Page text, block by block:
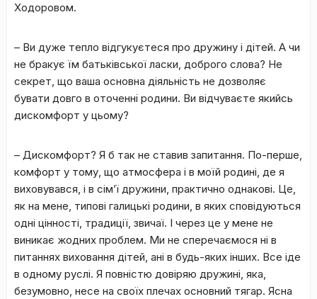
Ходоровом.
– Ви дуже тепло відгукуєтеся про дружину і дітей. А чи
не бракує їм батьківської ласки, доброго слова? Не
секрет, що ваша основна діяльність не дозволяє
бувати довго в оточенні родини. Ви відчуваєте якийсь
дискомфорт у цьому?
– Дискомфорт? Я б так не ставив запитання. По-перше,
комфорт у тому, що атмосфера і в моїй родині, де я
виховувався, і в сім’ї дружини, практично однакові. Це,
як на мене, типові галицькі родини, в яких сповідуються
одні цінності, традиції, звичаї. І через це у мене не
виникає жодних проблем. Ми не сперечаємося ні в
питаннях виховання дітей, ані в будь-яких інших. Все іде
в одному руслі. Я повністю довіряю дружині, яка,
безумовно, несе на своїх плечах основний тягар. Ясна